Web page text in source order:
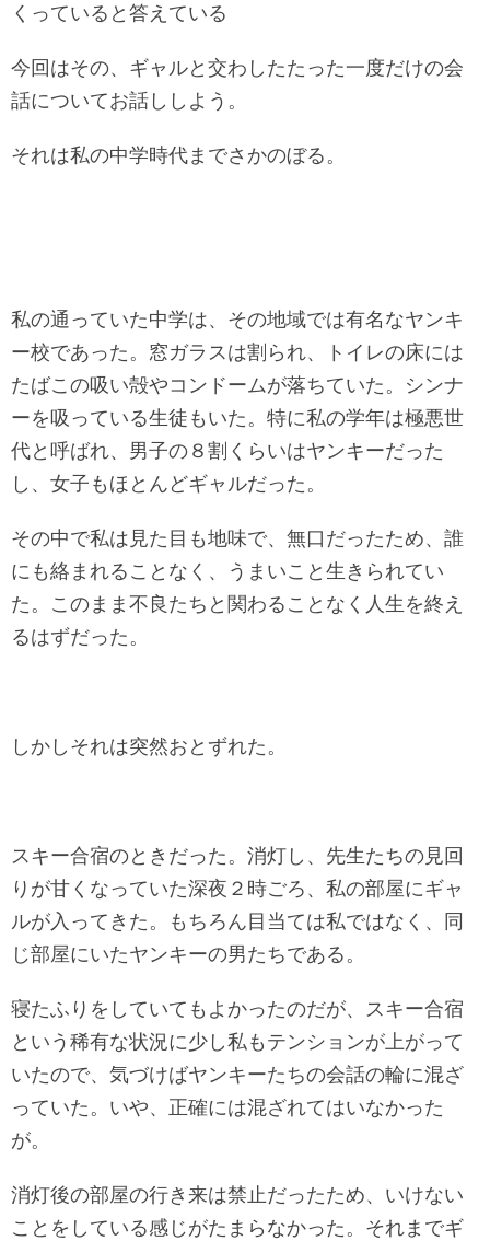
くっていると答えている
今回はその、ギャルと交わしたたった一度だけの会
話についてお話ししよう。
それは私の中学時代までさかのぼる。
私の通っていた中学は、その地域では有名なヤンキ
ー校であった。窓ガラスは割られ、トイレの床には
たばこの吸い殻やコンドームが落ちていた。シンナ
ーを吸っている生徒もいた。特に私の学年は極悪世
代と呼ばれ、男子の８割くらいはヤンキーだった
し、女子もほとんどギャルだった。
その中で私は見た目も地味で、無口だったため、誰
にも絡まれることなく、うまいこと生きられてい
た。このまま不良たちと関わることなく人生を終え
るはずだった。
しかしそれは突然おとずれた。
スキー合宿のときだった。消灯し、先生たちの見回
りが甘くなっていた深夜２時ごろ、私の部屋にギャ
ルが入ってきた。もちろん目当ては私ではなく、同
じ部屋にいたヤンキーの男たちである。
寝たふりをしていてもよかったのだが、スキー合宿
という稀有な状況に少し私もテンションが上がって
いたので、気づけばヤンキーたちの会話の輪に混ざ
っていた。いや、正確には混ざれてはいなかった
が。
消灯後の部屋の行き来は禁止だったため、いけない
ことをしている感じがたまらなかった。それまでギ